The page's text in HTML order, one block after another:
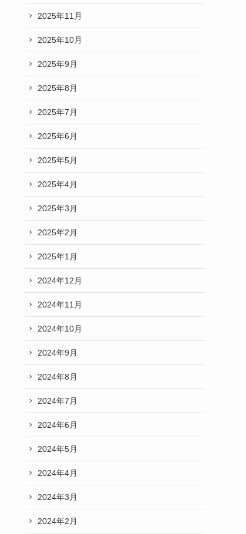
2025年11月
2025年10月
2025年9月
2025年8月
2025年7月
2025年6月
2025年5月
2025年4月
2025年3月
2025年2月
2025年1月
2024年12月
2024年11月
2024年10月
2024年9月
2024年8月
2024年7月
2024年6月
2024年5月
2024年4月
2024年3月
2024年2月